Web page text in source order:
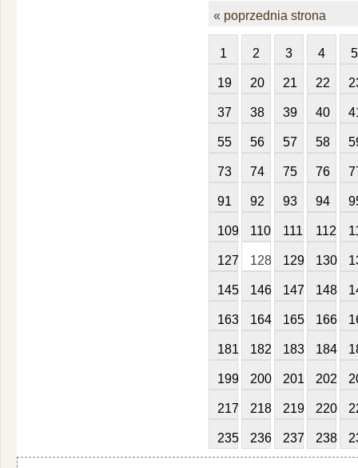
« poprzednia strona
1 2 3 4 5
19 20 21 22
37 38 39 40
55 56 57 58
73 74 75 76
91 92 93 94
109 110 111 112
127 128 129 130
145 146 147 148
163 164 165 166
181 182 183 184
199 200 201 202
217 218 219 220
235 236 237 238